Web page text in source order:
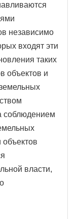
независимо
входят эти
таких
объектов и
соблюдением
объектов
власти,